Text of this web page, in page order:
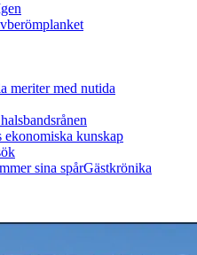
planket
meriter med nutida
kunskap
sina spårGästkrönika